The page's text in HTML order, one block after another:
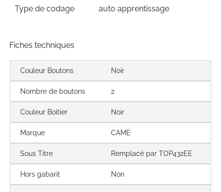
Type de codage auto apprentissage
Fiches techniques
Couleur Boutons Noir
Nombre de boutons 2
Couleur Boitier Noir
Marque CAME
Sous Titre Remplacé par TOP432EE
Hors gabarit Non